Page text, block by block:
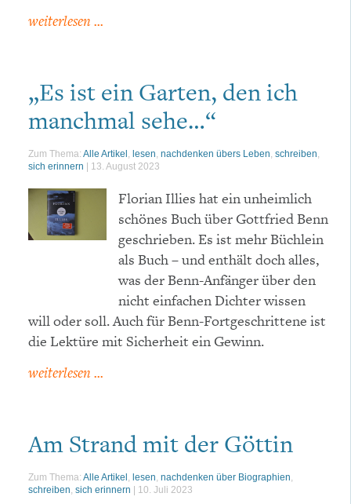
weiterlesen ...
„Es ist ein Garten, den ich
manchmal sehe…“
Zum Thema: Alle Artikel , lesen, nachdenken übers Leben, schreiben,
sich erinnern
13. August 2023
Florian Illies hat ein unheimlich
schönes Buch über Gottfried Benn
geschrieben. Es ist mehr Büchlein
als Buch – und enthält doch alles,
was der Benn-Anfänger über den
nicht einfachen Dichter wissen
will oder soll. Auch für Benn-Fortgeschrittene ist
die Lektüre mit Sicherheit ein Gewinn.
weiterlesen ...
Am Strand mit der Göttin
Zum Thema: Alle Artikel , lesen, nachdenken über Biographien,
schreiben, sich erinnern 10. Juli 2023